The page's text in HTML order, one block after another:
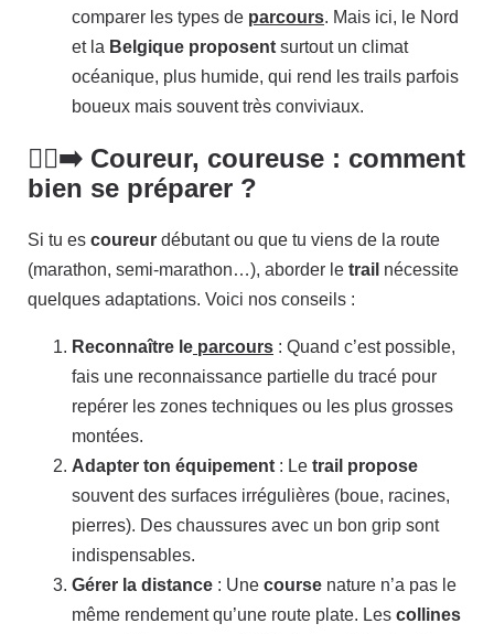
comparer les types de parcours. Mais ici, le Nord
et la Belgique proposent surtout un climat
océanique, plus humide, qui rend les trails parfois
boueux mais souvent très conviviaux.
🏃‍♂️‍➡️ Coureur, coureuse : comment
bien se préparer ?
Si tu es coureur débutant ou que tu viens de la route
(marathon, semi-marathon…), aborder le trail nécessite
quelques adaptations. Voici nos conseils :
Reconnaître le parcours : Quand c’est possible,
fais une reconnaissance partielle du tracé pour
repérer les zones techniques ou les plus grosses
montées.
Adapter ton équipement : Le trail propose
souvent des surfaces irrégulières (boue, racines,
pierres). Des chaussures avec un bon grip sont
indispensables.
Gérer la distance : Une course nature n’a pas le
même rendement qu’une route plate. Les collines